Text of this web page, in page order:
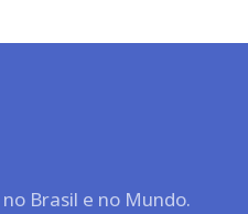
Brasil e no Mundo.